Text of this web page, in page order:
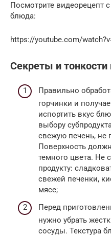
Посмотрите видеорецепт
блюда:
https://youtube.com/
Секреты и тонкости
Правильно
горчинки и
испортить вкус
выбору
свежую печень, не
Поверхность
темного цвета. Не
продукту:
свежей печенки,
мясе;
Перед
нужно убрать
сосуды. Текстура